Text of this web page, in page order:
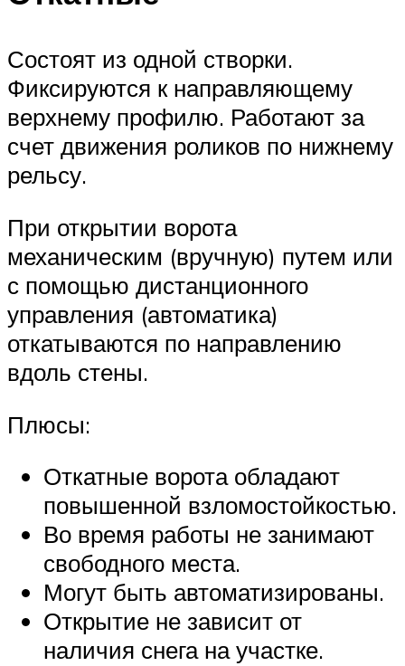
Состоят из одной створки.
Фиксируются к направляющему
верхнему профилю. Работают за
счет движения роликов по нижнему
рельсу.
При открытии ворота
механическим (вручную) путем или
с помощью дистанционного
управления (автоматика)
откатываются по направлению
вдоль стены.
Плюсы:
Откатные ворота обладают
повышенной взломостойкостью.
Во время работы не занимают
свободного места.
Могут быть автоматизированы.
Открытие не зависит от
наличия снега на участке.